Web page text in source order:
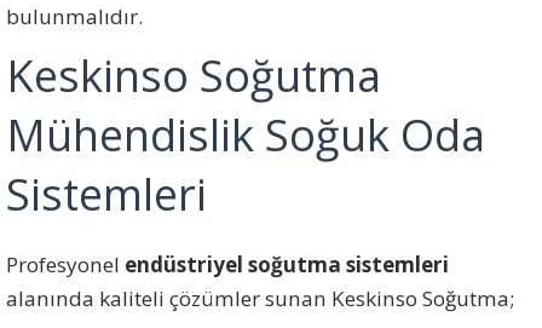
bulunmalıdır.
Keskinso Soğutma
Mühendislik Soğuk Oda
Sistemleri
Profesyonel endüstriyel soğutma sistemleri
alanında kaliteli çözümler sunan Keskinso Soğutma;